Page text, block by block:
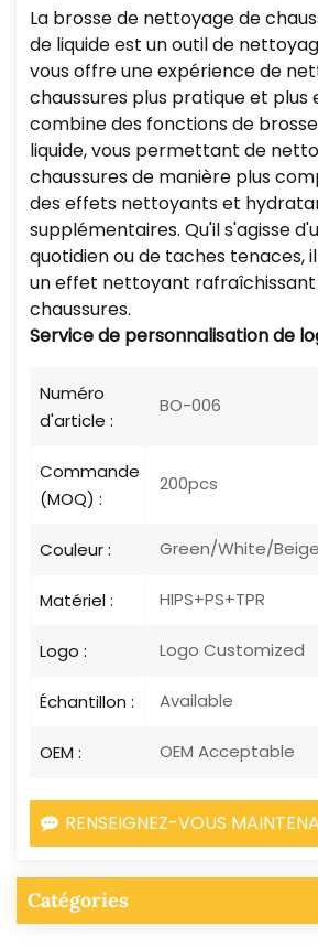
La brosse de nettoyage de
de liquide est un outil de
vous offre une expérience de
chaussures plus pratique et plus
combine des fonctions de
liquide, vous permettant de
chaussures de manière plus
des effets nettoyants et
supplémentaires. Qu'il s'agisse
quotidien ou de taches tenaces,
un effet nettoyant rafraîchissant
chaussures.
Service de personnalisation de
Numéro
d'article :
BO-006
Commande
(MOQ) :
200pcs
Couleur : Green/White/Beige
Matériel : HIPS+PS+TPR
Logo : Logo Customized
Échantillon : Available
OEM : OEM Acceptable
RENSEIGNEZ-VOUS
Catégories